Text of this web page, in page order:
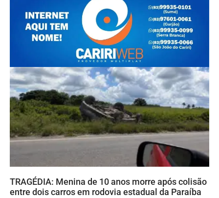
TRAGÉDIA: Menina de 10 anos morre após colisão
entre dois carros em rodovia estadual da Paraíba